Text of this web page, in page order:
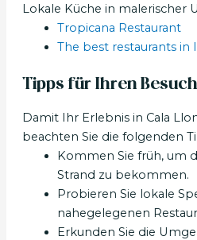
Lokale Küche in malerischer
Tropicana Restaurant
The best restaurants in
Tipps für Ihren Besuch
Damit Ihr Erlebnis in Cala
beachten Sie die folgenden
Kommen Sie früh, um
Strand zu bekommen.
Probieren Sie lokale
nahegelegenen
Erkunden Sie die